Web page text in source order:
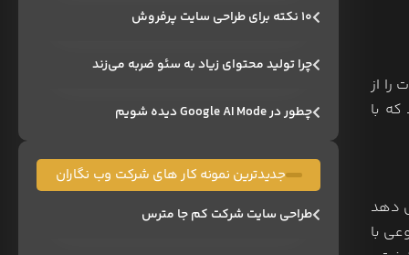
را از
با
دهد
با
۱۰ نکته برای طراحی سایت پرفروش
چرا تولید محتوای زیاد به سئو ضربه می‌زند
چطور در Google AI Mode دیده شویم
جدیدترین نمونه کار های شرکت وب نگاران
طراحی سایت شرکت کم جا مترس